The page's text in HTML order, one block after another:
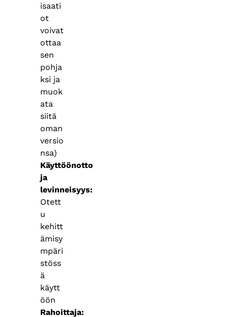
isaati
ot
voivat
ottaa
sen
pohja
ksi ja
muok
ata
siitä
oman
versio
nsa)
Käyttöönotto
ja
levinneisyys
Otett
u
kehitt
ämisy
mpäri
stöss
ä
käytt
öön
Rahoittaja